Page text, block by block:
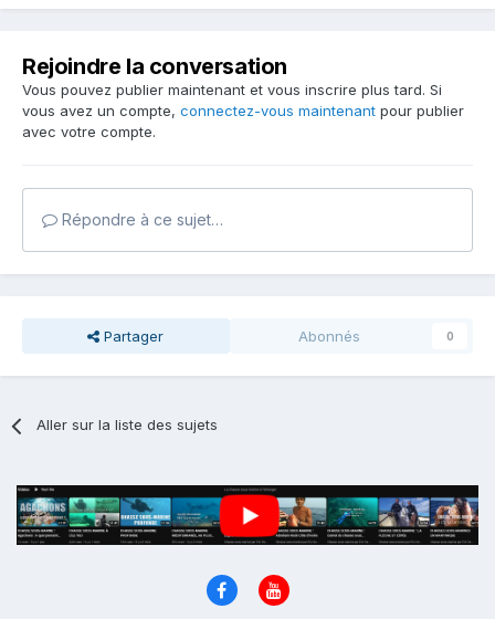
Rejoindre la conversation
Vous pouvez publier maintenant et vous inscrire plus tard. Si
vous avez un compte, connectez-vous maintenant pour publier
avec votre compte.
Répondre à ce sujet…
Partager Abonnés 0
Aller sur la liste des sujets